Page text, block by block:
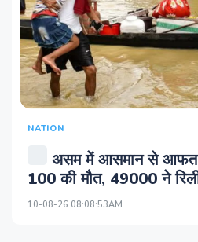
NATION
असम में आसमान से
100 की मौत, 49000 ने
10-08-26 08:08:53AM